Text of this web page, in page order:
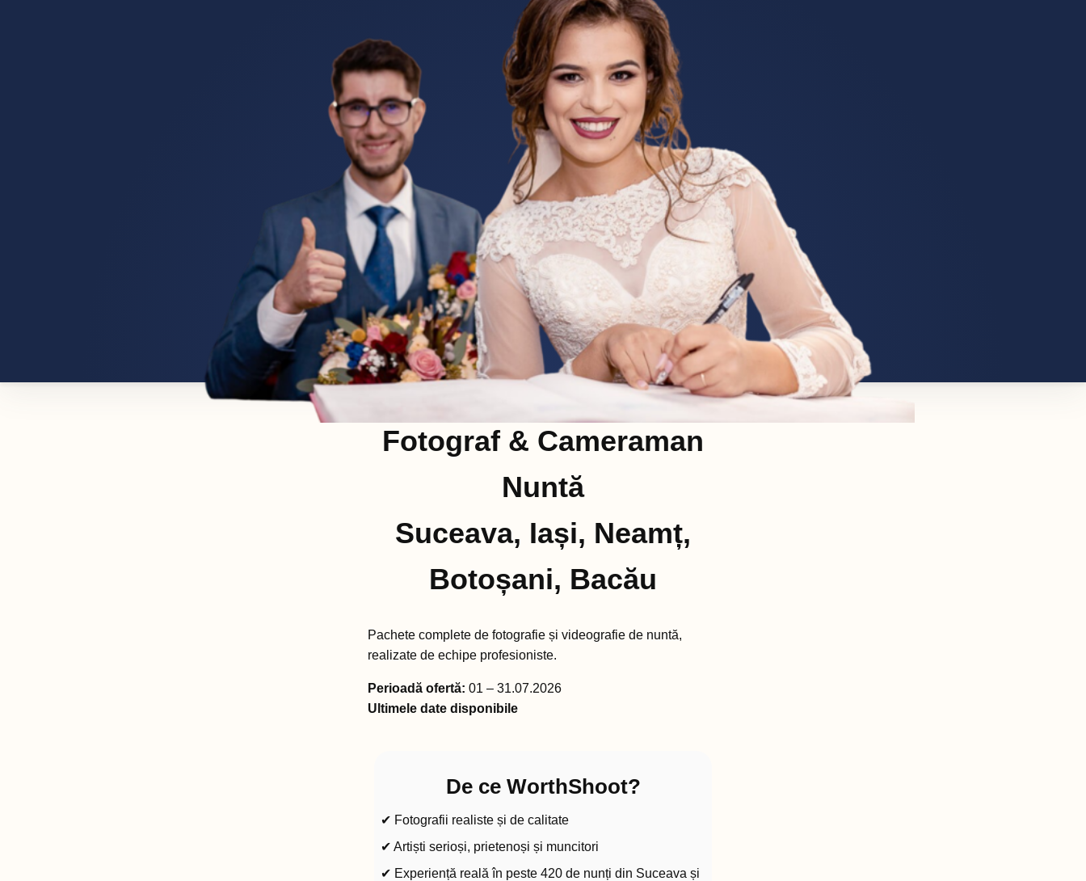
Fotograf & Cameraman
Nuntă
Suceava, Iași, Neamț,
Botoșani, Bacău
Pachete complete de fotografie și videografie de nuntă,
realizate de echipe profesioniste.
Perioadă ofertă: 01 – 31.07.2026
Ultimele date disponibile
De ce WorthShoot?
✔ Fotografii realiste și de calitate
✔ Artiști serioși, prietenoși și muncitori
✔ Experiență reală în peste 420 de nunți din Suceava și